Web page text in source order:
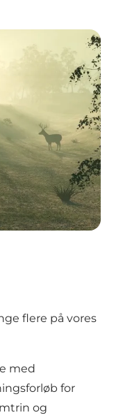
flere på vores
med
for
og